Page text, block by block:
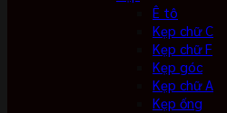
Ê tô
Kẹp chữ C
Kẹp chữ F
Kẹp góc
Kẹp chữ A
Kẹp ống